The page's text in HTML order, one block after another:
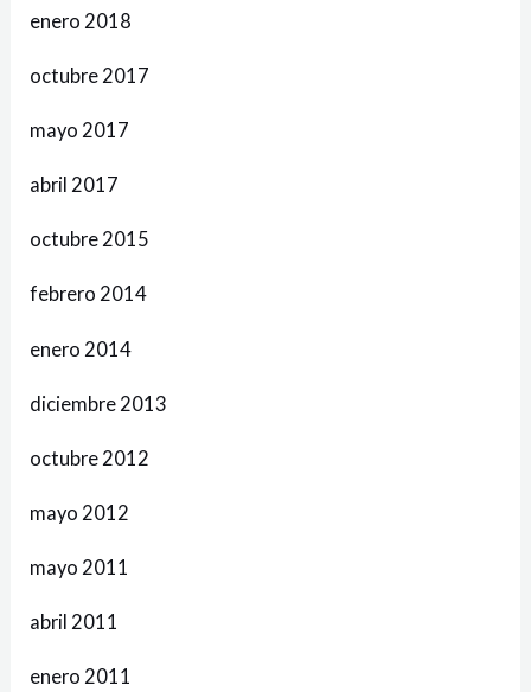
enero 2018
octubre 2017
mayo 2017
abril 2017
octubre 2015
febrero 2014
enero 2014
diciembre 2013
octubre 2012
mayo 2012
mayo 2011
abril 2011
enero 2011